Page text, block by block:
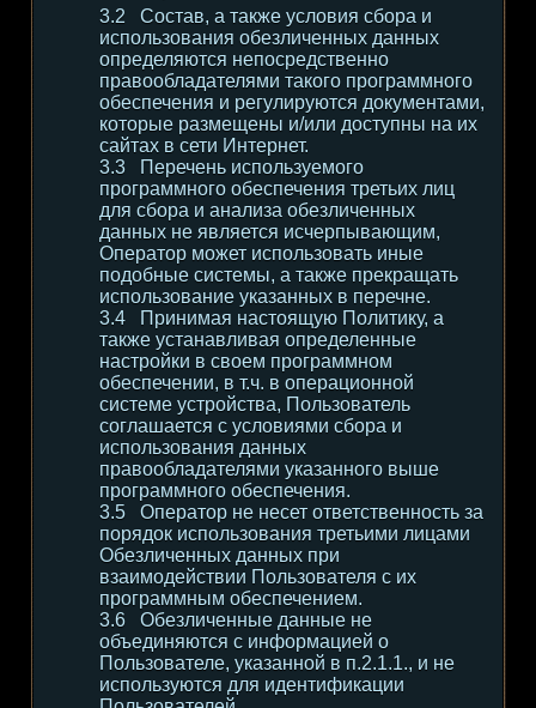
Состав, а также условия сбора и
использования обезличенных данных
определяются непосредственно
правообладателями такого программного
обеспечения и регулируются документами,
которые размещены и/или доступны на их
сайтах в сети Интернет.
Перечень используемого
программного обеспечения третьих лиц
для сбора и анализа обезличенных
данных не является исчерпывающим,
Оператор может использовать иные
подобные системы, а также прекращать
использование указанных в перечне.
Принимая настоящую Политику, а
также устанавливая определенные
настройки в своем программном
обеспечении, в т.ч. в операционной
системе устройства, Пользователь
соглашается с условиями сбора и
использования данных
правообладателями указанного выше
программного обеспечения.
Оператор не несет ответственность за
порядок использования третьими лицами
Обезличенных данных при
взаимодействии Пользователя с их
программным обеспечением.
Обезличенные данные не
объединяются с информацией о
Пользователе, указанной в п.2.1.1., и не
используются для идентификации